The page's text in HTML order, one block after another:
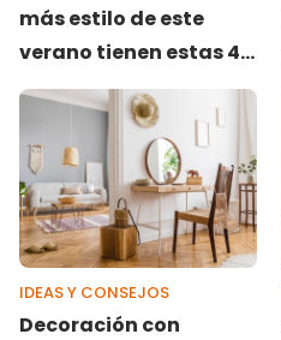
más estilo de este
verano tienen estas 4
cosas en común
IDEAS Y CONSEJOS
Decoración con